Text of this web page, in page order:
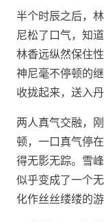
半个时辰之后，
尼松了口气，知
林香远纵然保住
神尼毫不停顿的
收拢起来，送入丹
两人真气交融，
顿，一口真气停
得无影无踪。雪
似乎变成了一个
化作丝丝缕缕的